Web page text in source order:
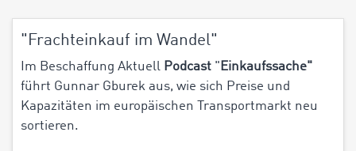
"Frachteinkauf im Wandel"
Im Beschaffung Aktuell Podcast " Einkaufssache"
führt Gunnar Gburek aus, wie sich Preise und
Kapazitäten im europäischen Transportmarkt neu
sortieren.